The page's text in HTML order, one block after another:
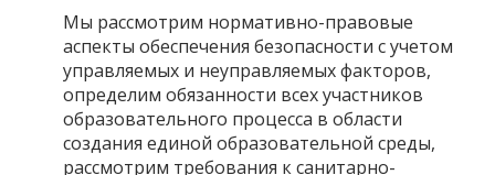
Мы рассмотрим нормативно-правовые
аспекты обеспечения безопасности с учетом
управляемых и неуправляемых факторов,
определим обязанности всех участников
образовательного процесса в области
создания единой образовательной среды,
рассмотрим требования к санитарно-